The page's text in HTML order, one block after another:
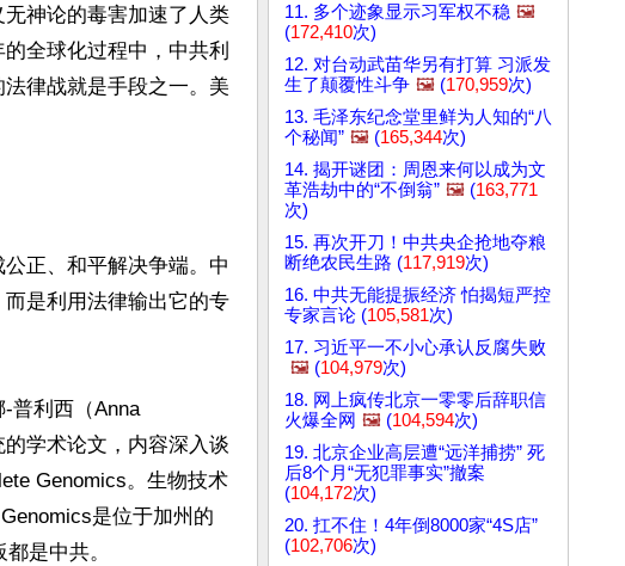
神论的毒害加速了人类
全球化过程中，中共利
律战就是手段之一。美
正、和平解决争端。中
是利用法律输出它的专
普利西（Anna
学术论文，内容深入谈
Genomics。生物技术
是位于加州的
是中共。
11. 多个迹象显示习军权不稳 🖼️
(172,410次)
12. 对台动武苗华另有打算 习派发
生了颠覆性斗争 🖼️ (170,959次)
13. 毛泽东纪念堂里鲜为人知的“八
个秘闻” 🖼️ (165,344次)
14. 揭开谜团：周恩来何以成为文
革浩劫中的“不倒翁” 🖼️ (163,771
次)
15. 再次开刀！中共央企抢地夺粮
断绝农民生路 (117,919次)
16. 中共无能提振经济 怕揭短严控
专家言论 (105,581次)
17. 习近平一不小心承认反腐失败
🖼️ (104,979次)
18. 网上疯传北京一零零后辞职信
火爆全网 🖼️ (104,594次)
19. 北京企业高层遭“远洋捕捞” 死
后8个月“无犯罪事实”撤案
(104,172次)
20. 扛不住！4年倒8000家“4S店”
(102,706次)